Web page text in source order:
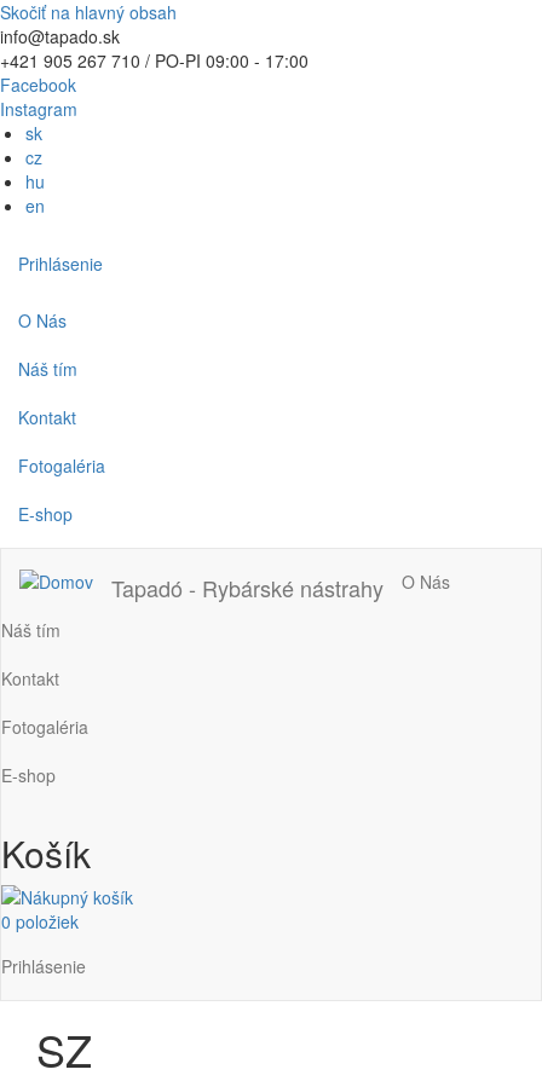
Skočiť na hlavný obsah
info@tapado.sk
+421 905 267 710 / PO-PI 09:00 - 17:00
Facebook
Instagram
sk
cz
hu
en
Používateľské
Prihlásenie
Main
navigation
O Nás
Náš tím
Kontakt
Fotogaléria
E-shop
Tapadó - Rybárské nástrahy
Main
navigation
O Nás
Náš tím
Kontakt
Fotogaléria
E-shop
Košík
0 položiek
Používateľské
menu
Prihlásenie
SZ